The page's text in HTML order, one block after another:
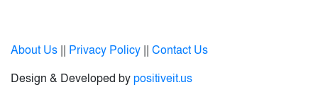
About Us || Privacy Policy || Contact Us
Design & Developed bypositiveit.us